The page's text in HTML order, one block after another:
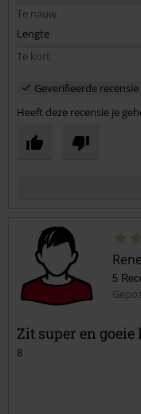
Te nauw
Lengte
Te kort
Geverifieerde recensie
Heeft deze recensie je
5
Zit super en
8